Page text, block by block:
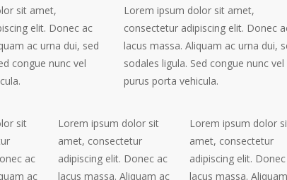
sit amet,
elit. Donec ac
ac urna dui, sed
congue nunc vel
Lorem ipsum dolor sit amet,
consectetur adipiscing elit. Donec
lacus massa. Aliquam ac urna dui,
sodales ligula. Sed congue nunc vel
purus porta vehicula.
sit
ac
ac
Lorem ipsum dolor sit
amet, consectetur
adipiscing elit. Donec ac
lacus massa. Aliquam ac
Lorem ipsum dolor
amet, consectetur
adipiscing elit.
lacus massa.